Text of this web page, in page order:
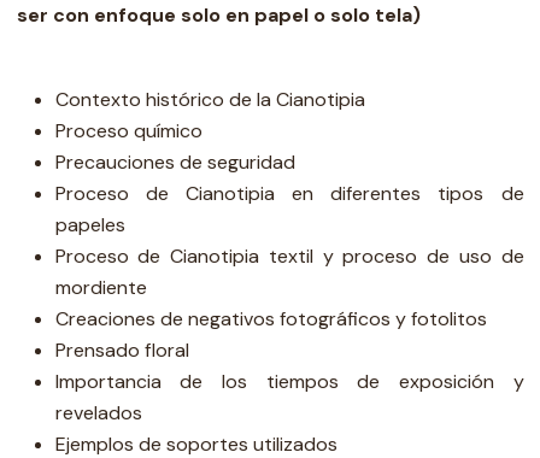
ser con enfoque solo en papel o solo tela)
Contexto histórico de la Cianotipia
Proceso químico
Precauciones de seguridad
Proceso de Cianotipia en diferentes tipos de
papeles
Proceso de Cianotipia textil y proceso de uso de
mordiente
Creaciones de negativos fotográficos y fotolitos
Prensado floral
Importancia de los tiempos de exposición y
revelados
Ejemplos de soportes utilizados